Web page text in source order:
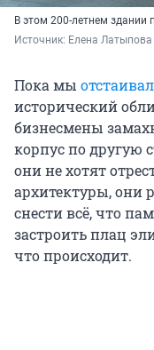
В этом 200-летнем здании
Источник: Елена Латыпова
Пока мы
исторический
бизнесмены
корпус по другую
они не хотят
архитектуры, они
снести всё, что
застроить плац
что происходит.